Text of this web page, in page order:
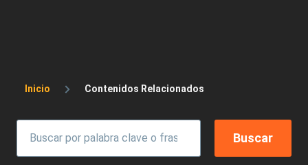
Sobrescribir enlaces de ayuda a la
Inicio Contenidos Relacionados